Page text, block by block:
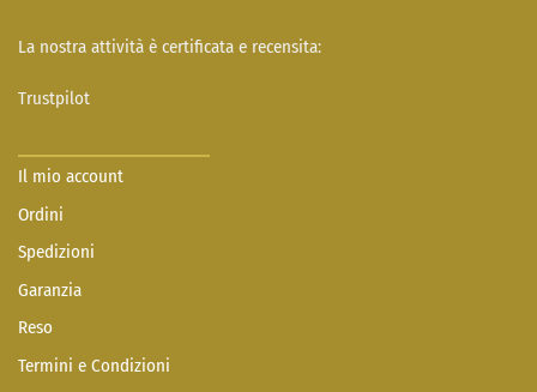
La nostra attività è certificata e recensita:
Trustpilot
Il mio account
Ordini
Spedizioni
Garanzia
Reso
Termini e Condizioni